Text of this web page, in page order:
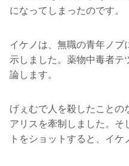
になってしまったのです。
イケノは、無職の青年ノブ
示しました。薬物中毒者テ
論します。
げぇむで人を殺したことの
アリスを牽制しました。そ
トをショットすると、イケ